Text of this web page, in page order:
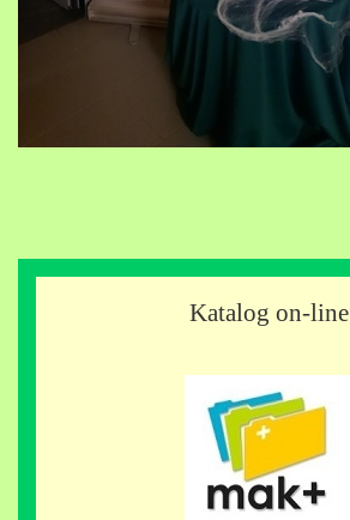
Katalog on-line